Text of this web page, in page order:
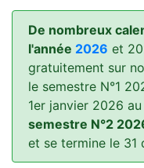
De nombreux
l'année 2026 et
gratuitement sur
le semestre N°1
1er janvier 2026
semestre N°2
et se termine le 31